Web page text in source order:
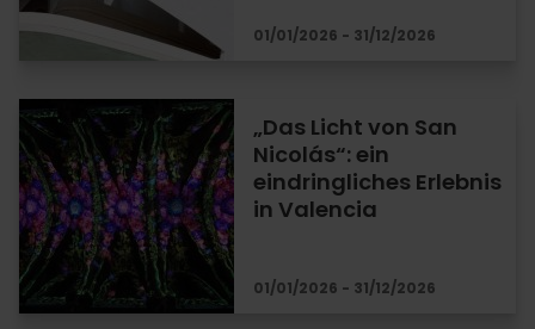
01/01/2026 - 31/12/2026
„Das Licht von San
Nicolás“: ein
eindringliches Erlebnis
in Valencia
01/01/2026 - 31/12/2026